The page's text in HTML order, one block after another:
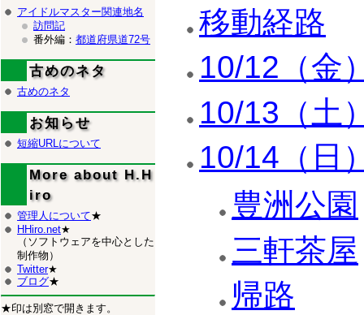
移動経路
10/12（金
10/13（土
10/14（日
豊洲公園
三軒茶屋
帰路
アイドルマスター関連地名
訪問記
番外編： 都道府県道72号
古めのネタ
古めのネタ
お知らせ
短縮URLについて
More about H.H
iro
管理人について★
HHiro.net★
（ソフトウェアを中心とした
制作物）
Twitter★
ブログ★
★印は別窓で開きます。